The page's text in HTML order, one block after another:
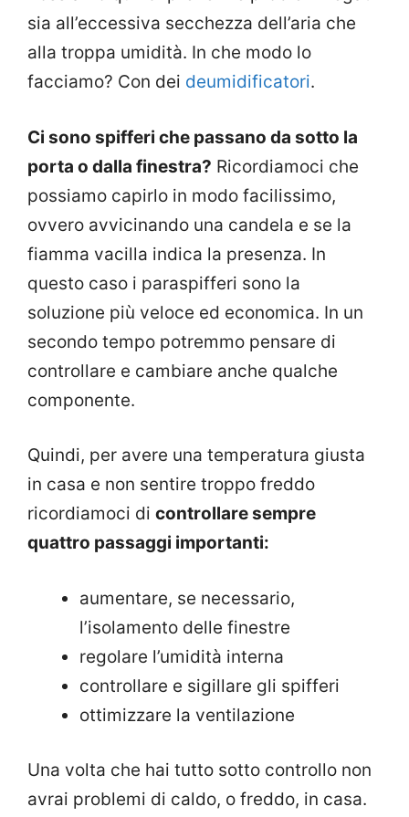
sia all’eccessiva secchezza dell’aria che
alla troppa umidità. In che modo lo
facciamo? Con dei deumidificatori.
Ci sono spifferi che passano da sotto la
porta o dalla finestra? Ricordiamoci che
possiamo capirlo in modo facilissimo,
ovvero avvicinando una candela e se la
fiamma vacilla indica la presenza. In
questo caso i paraspifferi sono la
soluzione più veloce ed economica. In un
secondo tempo potremmo pensare di
controllare e cambiare anche qualche
componente.
Quindi, per avere una temperatura giusta
in casa e non sentire troppo freddo
ricordiamoci di controllare sempre
quattro passaggi importanti:
aumentare, se necessario,
l’isolamento delle finestre
regolare l’umidità interna
controllare e sigillare gli spifferi
ottimizzare la ventilazione
Una volta che hai tutto sotto controllo non
avrai problemi di caldo, o freddo, in casa.